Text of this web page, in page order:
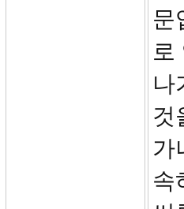
문
로
나
것
가
속